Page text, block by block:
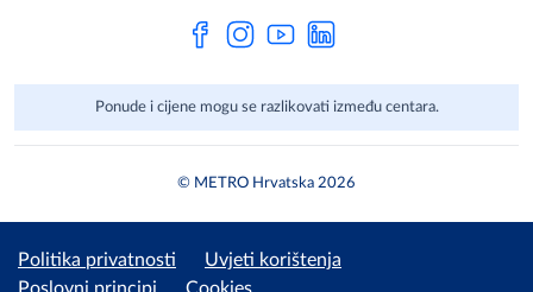
Ponude i cijene mogu se razlikovati između centara.
© METRO Hrvatska 2026
Politika privatnosti
Uvjeti korištenja